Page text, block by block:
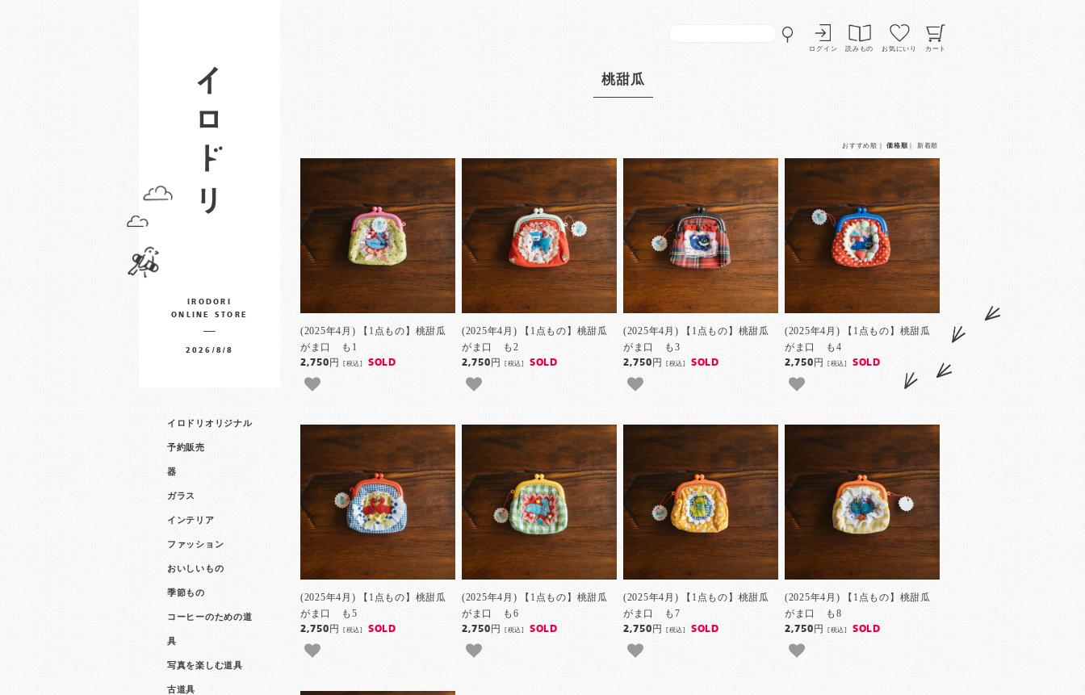
ログイン 読みもの お気にいり カート
IRODORI
ONLINE STORE
2026/8/8
イロドリオリジナル
予約販売
器
ガラス
インテリア
ファッション
おいしいもの
季節もの
コーヒーのための道
具
写真を楽しむ道具
古道具
桃甜瓜
おすすめ順 ｜価格順 新着順
(2025年4月) 【1点もの】桃甜瓜
がま口 も1
2,750円[税込] SOLD
(2025年4月) 【1点もの】桃甜瓜
がま口 も2
2,750円[税込] SOLD
(2025年4月) 【1点もの】桃甜瓜
がま口 も3
2,750円[税込] SOLD
(2025年4月) 【1点もの】桃甜瓜
がま口 も4
2,750円[税込] SOLD
(2025年4月) 【1点もの】桃甜瓜
がま口 も5
2,750円[税込] SOLD
(2025年4月) 【1点もの】桃甜瓜
がま口 も6
2,750円[税込] SOLD
(2025年4月) 【1点もの】桃甜瓜
がま口 も7
2,750円[税込] SOLD
(2025年4月) 【1点もの】桃甜瓜
がま口 も8
2,750円[税込] SOLD